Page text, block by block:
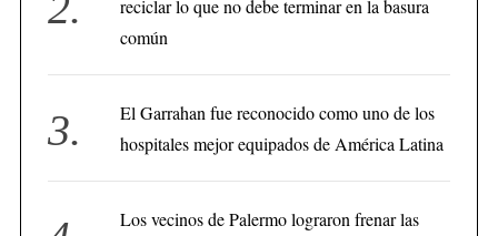
reciclar lo que no debe terminar en la basura
común
El Garrahan fue reconocido como uno de los
hospitales mejor equipados de América Latina
Los vecinos de Palermo lograron frenar las